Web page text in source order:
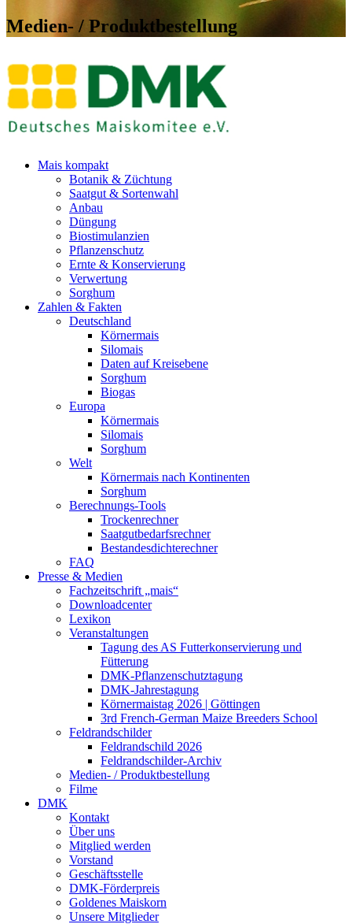
Medien- / Produktbestellung
Mais kompakt
Botanik & Züchtung
Saatgut & Sortenwahl
Anbau
Düngung
Biostimulanzien
Pflanzenschutz
Ernte & Konservierung
Verwertung
Sorghum
Zahlen & Fakten
Deutschland
Körnermais
Silomais
Daten auf Kreisebene
Sorghum
Biogas
Europa
Körnermais
Silomais
Sorghum
Welt
Körnermais nach Kontinenten
Sorghum
Berechnungs-Tools
Trockenrechner
Saatgutbedarfsrechner
Bestandesdichterechner
FAQ
Presse & Medien
Fachzeitschrift „mais“
Downloadcenter
Lexikon
Veranstaltungen
Tagung des AS Futterkonservierung und
Fütterung
DMK-Pflanzenschutztagung
DMK-Jahrestagung
Körnermaistag 2026 | Göttingen
3rd French-German Maize Breeders School
Feldrandschilder
Feldrandschild 2026
Feldrandschilder-Archiv
Medien- / Produktbestellung
Filme
DMK
Kontakt
Über uns
Mitglied werden
Vorstand
Geschäftsstelle
DMK-Förderpreis
Goldenes Maiskorn
Unsere Mitglieder